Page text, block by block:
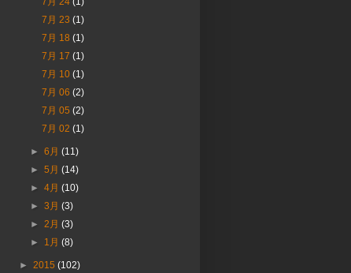
7月 23 (1)
7月 18 (1)
7月 17 (1)
7月 10 (1)
7月 06 (2)
7月 05 (2)
7月 02 (1)
►6月(11)
►5月(14)
►4月(10)
►3月(3)
► 2月(3)
► 1月(8)
► 2015 (102)